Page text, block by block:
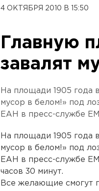
4 ОКТЯБРЯ 2010 В 15:50
Главную
завалят
На площади 1905 года
мусор в белом!» под
ЕАН в пресс-службе
На площади 1905 года
мусор в белом!» под
ЕАН в пресс-службе
часов 30 минут.
Все желающие смогут